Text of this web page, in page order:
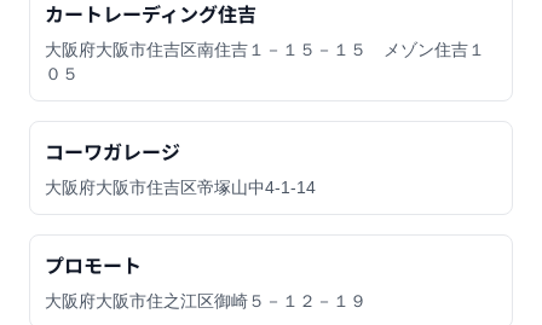
カートレーディング住吉
大阪府大阪市住吉区南住吉１－１５－１５ メゾン住吉１
０５
コーワガレージ
大阪府大阪市住吉区帝塚山中4-1-14
プロモート
大阪府大阪市住之江区御崎５－１２－１９